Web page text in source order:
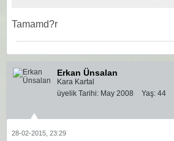
Tamamd?r
Erkan Ünsalan
Kara Kartal
üyelik Tarihi: May 2008 Yaş: 44
28-02-2015, 23:29